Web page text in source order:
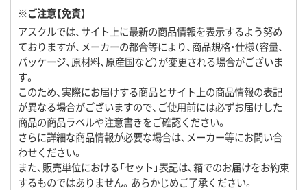
※ご注意【免責】
アスクルでは、サイト上に最新の商品情報を表示するよう努め
ておりますが、メーカーの都合等により、商品規格・仕様（容量、
パッケージ、原材料、原産国など）が変更される場合がございま
す。
このため、実際にお届けする商品とサイト上の商品情報の表記
が異なる場合がございますので、ご使用前には必ずお届けした
商品の商品ラベルや注意書きをご確認ください。
さらに詳細な商品情報が必要な場合は、メーカー等にお問い合
わせください。
また、販売単位における「セット」表記は、箱でのお届けをお約束
するものではありません。あらかじめご了承ください。